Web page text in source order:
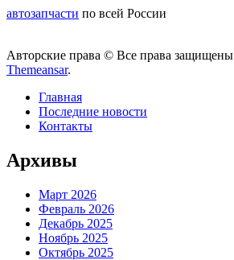
автозапчасти по всей России
Авторские права © Все права защищены
Themeansar.
Главная
Последние новости
Контакты
Архивы
Март 2026
Февраль 2026
Декабрь 2025
Ноябрь 2025
Октябрь 2025